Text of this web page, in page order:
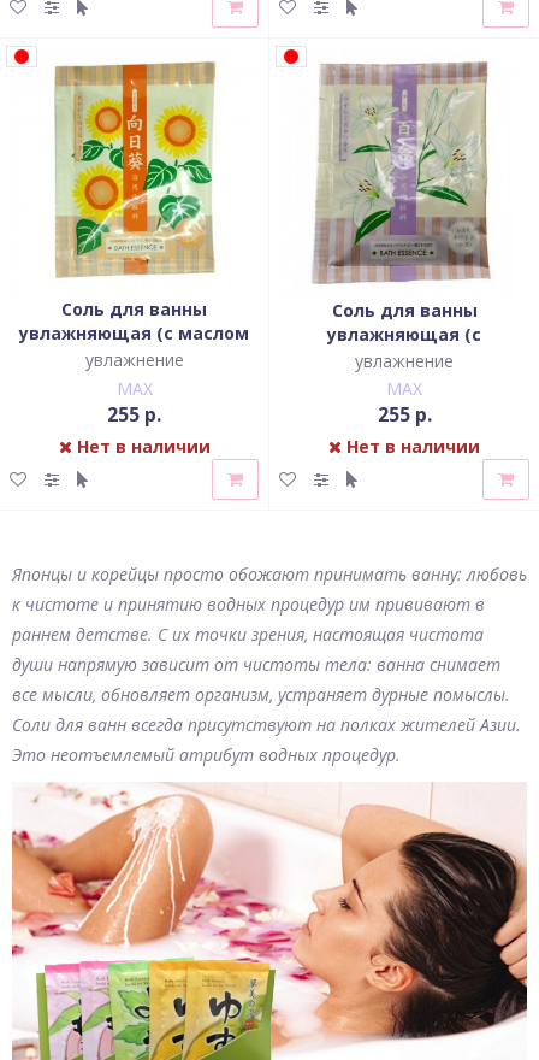
Соль для ванны
увлажняющая (с маслом
подсолнечника)
увлажнение
MAX
255 р.
Нет в наличии
Соль для ванны
увлажняющая (с
экстрактом лилии)
увлажнение
MAX
255 р.
Нет в наличии
Японцы и корейцы просто обожают принимать ванну: любовь
к чистоте и принятию водных процедур им прививают в
раннем детстве. С их точки зрения, настоящая чистота
души напрямую зависит от чистоты тела: ванна снимает
все мысли, обновляет организм, устраняет дурные помыслы.
Соли для ванн всегда присутствуют на полках жителей Азии.
Это неотъемлемый атрибут водных процедур.